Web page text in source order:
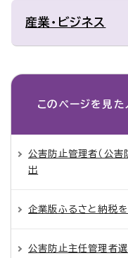
産業・ビジネス
このページを見た
公害防止管理者（公害
出
企業版ふるさと納税を
公害防止主任管理者選